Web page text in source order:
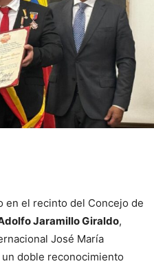
en el recinto del Concejo de
Jaramillo Giraldo,
José María
doble reconocimiento